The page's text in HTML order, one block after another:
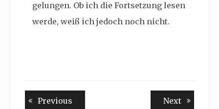
gelungen. Ob ich die Fortsetzung lesen
werde, weiß ich jedoch noch nicht.
Beitragsnavigation
Previous NextNext